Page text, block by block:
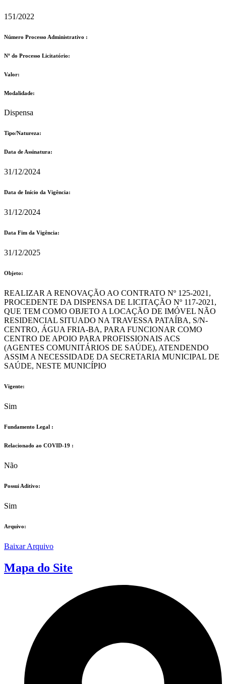
151/2022
Número Processo Administrativo :
Nº do Processo Licitatório:
Valor:
Modalidade:
Dispensa
Tipo/Natureza:
Data de Assinatura:
31/12/2024
Data de Início da Vigência:
31/12/2024
Data Fim da Vigência:
31/12/2025
Objeto:
REALIZAR A RENOVAÇÃO AO CONTRATO Nº 125-2021,
PROCEDENTE DA DISPENSA DE LICITAÇÃO Nº 117-2021,
QUE TEM COMO OBJETO A LOCAÇÃO DE IMÓVEL NÃO
RESIDENCIAL SITUADO NA TRAVESSA PATAÍBA, S/N-
CENTRO, ÁGUA FRIA-BA, PARA FUNCIONAR COMO
CENTRO DE APOIO PARA PROFISSIONAIS ACS
(AGENTES COMUNITÁRIOS DE SAÚDE), ATENDENDO
ASSIM A NECESSIDADE DA SECRETARIA MUNICIPAL DE
SAÚDE, NESTE MUNICÍPIO
Vigente:
Sim
Fundamento Legal :​
Relacionado ao COVID-19 :​
Não
Possui Aditivo:​
Sim
Arquivo:
Baixar Arquivo
Mapa do Site